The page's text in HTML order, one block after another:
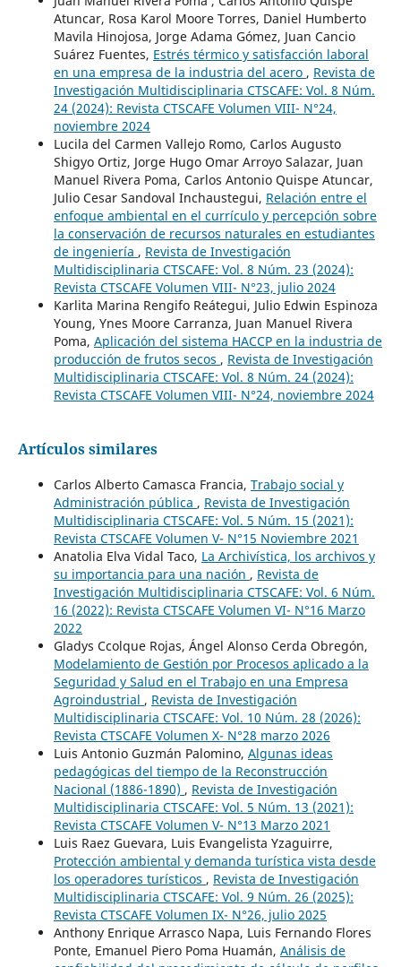
Atuncar, Rosa Karol Moore Torres, Daniel Humberto
Mavila Hinojosa, Jorge Adama Gómez, Juan Cancio
Suárez Fuentes, Estrés térmico y satisfacción laboral
en una empresa de la industria del acero , Revista de
Investigación Multidisciplinaria CTSCAFE: Vol. 8 Núm.
24 (2024): Revista CTSCAFE Volumen VIII- N°24,
noviembre 2024
Lucila del Carmen Vallejo Romo, Carlos Augusto
Shigyo Ortiz, Jorge Hugo Omar Arroyo Salazar, Juan
Manuel Rivera Poma, Carlos Antonio Quispe Atuncar,
Julio Cesar Sandoval Inchaustegui, Relación entre el
enfoque ambiental en el currículo y percepción sobre
la conservación de recursos naturales en estudiantes
de ingeniería , Revista de Investigación
Multidisciplinaria CTSCAFE: Vol. 8 Núm. 23 (2024):
Revista CTSCAFE Volumen VIII- N°23, julio 2024
Karlita Marina Rengifo Reátegui, Julio Edwin Espinoza
Young, Ynes Moore Carranza, Juan Manuel Rivera
Poma, Aplicación del sistema HACCP en la industria de
producción de frutos secos , Revista de Investigación
Multidisciplinaria CTSCAFE: Vol. 8 Núm. 24 (2024):
Revista CTSCAFE Volumen VIII- N°24, noviembre 2024
Artículos similares
Carlos Alberto Camasca Francia, Trabajo social y
Administración pública , Revista de Investigación
Multidisciplinaria CTSCAFE: Vol. 5 Núm. 15 (2021):
Revista CTSCAFE Volumen V- N°15 Noviembre 2021
Anatolia Elva Vidal Taco, La Archivística, los archivos y
su importancia para una nación , Revista de
Investigación Multidisciplinaria CTSCAFE: Vol. 6 Núm.
16 (2022): Revista CTSCAFE Volumen VI- N°16 Marzo
2022
Gladys Ccolque Rojas, Ángel Alonso Cerda Obregón,
Modelamiento de Gestión por Procesos aplicado a la
Seguridad y Salud en el Trabajo en una Empresa
Agroindustrial , Revista de Investigación
Multidisciplinaria CTSCAFE: Vol. 10 Núm. 28 (2026):
Revista CTSCAFE Volumen X- N°28 marzo 2026
Luis Antonio Guzmán Palomino, Algunas ideas
pedagógicas del tiempo de la Reconstrucción
Nacional (1886-1890) , Revista de Investigación
Multidisciplinaria CTSCAFE: Vol. 5 Núm. 13 (2021):
Revista CTSCAFE Volumen V- N°13 Marzo 2021
Luis Raez Guevara, Luis Evangelista Yzaguirre,
Protección ambiental y demanda turística vista desde
los operadores turísticos , Revista de Investigación
Multidisciplinaria CTSCAFE: Vol. 9 Núm. 26 (2025):
Revista CTSCAFE Volumen IX- N°26, julio 2025
Anthony Enrique Arrasco Napa, Luis Fernando Flores
Ponte, Emanuel Piero Poma Huamán, Análisis de